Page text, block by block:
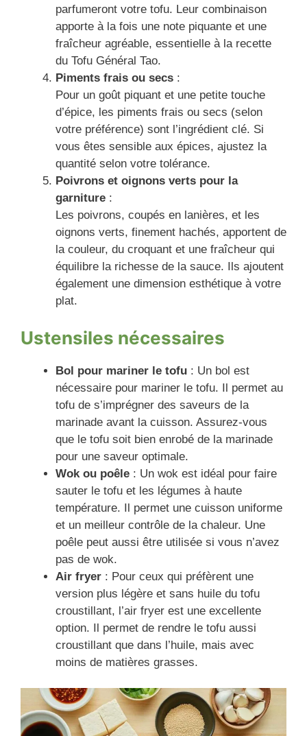
parfumeront votre tofu. Leur combinaison
apporte à la fois une note piquante et une
fraîcheur agréable, essentielle à la recette
du Tofu Général Tao.
Piments frais ou secs :
Pour un goût piquant et une petite touche
d’épice, les piments frais ou secs (selon
votre préférence) sont l’ingrédient clé. Si
vous êtes sensible aux épices, ajustez la
quantité selon votre tolérance.
Poivrons et oignons verts pour la
garniture :
Les poivrons, coupés en lanières, et les
oignons verts, finement hachés, apportent de
la couleur, du croquant et une fraîcheur qui
équilibre la richesse de la sauce. Ils ajoutent
également une dimension esthétique à votre
plat.
Ustensiles nécessaires
Bol pour mariner le tofu : Un bol est
nécessaire pour mariner le tofu. Il permet au
tofu de s’imprégner des saveurs de la
marinade avant la cuisson. Assurez-vous
que le tofu soit bien enrobé de la marinade
pour une saveur optimale.
Wok ou poêle : Un wok est idéal pour faire
sauter le tofu et les légumes à haute
température. Il permet une cuisson uniforme
et un meilleur contrôle de la chaleur. Une
poêle peut aussi être utilisée si vous n’avez
pas de wok.
Air fryer : Pour ceux qui préfèrent une
version plus légère et sans huile du tofu
croustillant, l’air fryer est une excellente
option. Il permet de rendre le tofu aussi
croustillant que dans l’huile, mais avec
moins de matières grasses.